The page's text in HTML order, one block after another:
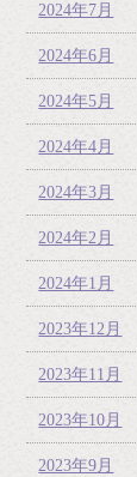
2024年7月
2024年6月
2024年5月
2024年4月
2024年3月
2024年2月
2024年1月
2023年12月
2023年11月
2023年10月
2023年9月